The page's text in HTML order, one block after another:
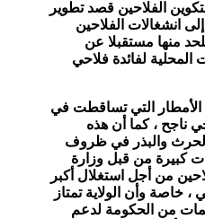
الفلاحين قصد تطوير
انشغالات الفلاحين
منها مستقبلا عن
لفائدة فلاحي
الأمطار التي تساقطت في
ناجح ، كما أن هذه
الحرث والبذر في ظروف
كبيرة من قبل وزارة
من أجل استغلال أكبر
خاصة وأن الولاية تمتاز
من الحكومة لدعم